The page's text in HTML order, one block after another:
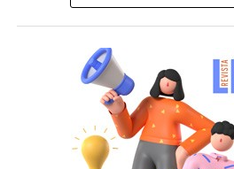
de setembro de 2026. Após a
oficial, os vencedores terão até o
realizar a retirada presencial dos
espaço Villa Atende, localizado
“O SP Open é um torneio muito
para essa região. Como estamos